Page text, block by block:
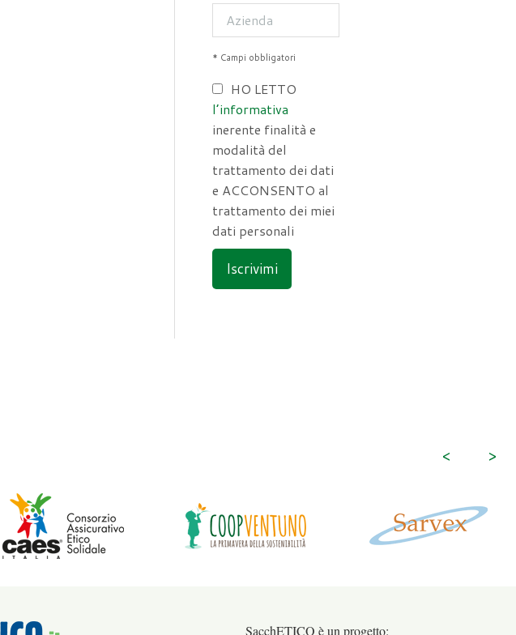
* Campi obbligatori
HO LETTO
l’informativa
inerente finalità e
modalità del
trattamento dei dati
e ACCONSENTO al
trattamento dei miei
dati personali
Iscrivimi
>
<
SacchETICO è un progetto: